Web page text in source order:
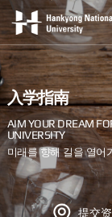
入学指南
提交